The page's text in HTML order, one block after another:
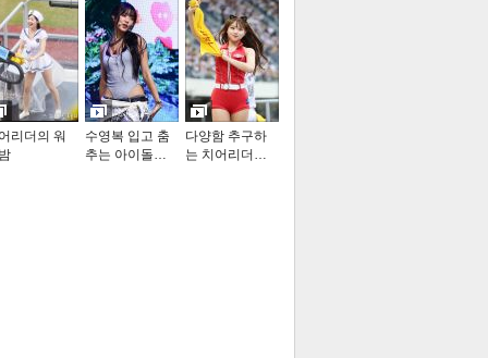
리더의 워
수영복 입고 춤
추는 아이돌…
다양함 추구하
는 치어리더…